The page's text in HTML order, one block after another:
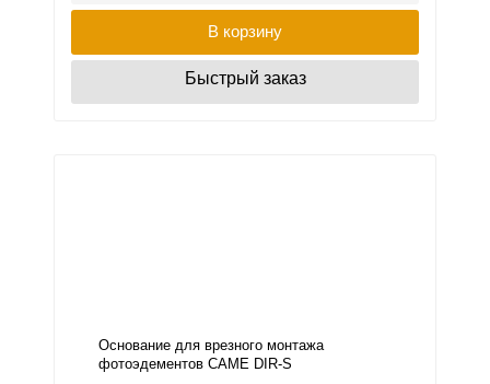
В корзину
Быстрый заказ
Основание для врезного монтажа
фотоэдементов CAME DIR-S